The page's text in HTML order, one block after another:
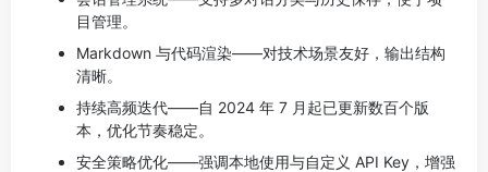
目管理。
Markdown 与代码渲染——对技术场景友好，输出结构
清晰。
持续高频迭代——自 2024 年 7 月起已更新数百个版
本，优化节奏稳定。
安全策略优化——强调本地使用与自定义 API Key，增强